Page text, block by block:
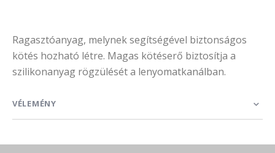
Ragasztóanyag, melynek segítségével biztonságos
kötés hozható létre. Magas kötéserő biztosítja a
szilikonanyag rögzülését a lenyomatkanálban.
VÉLEMÉNY